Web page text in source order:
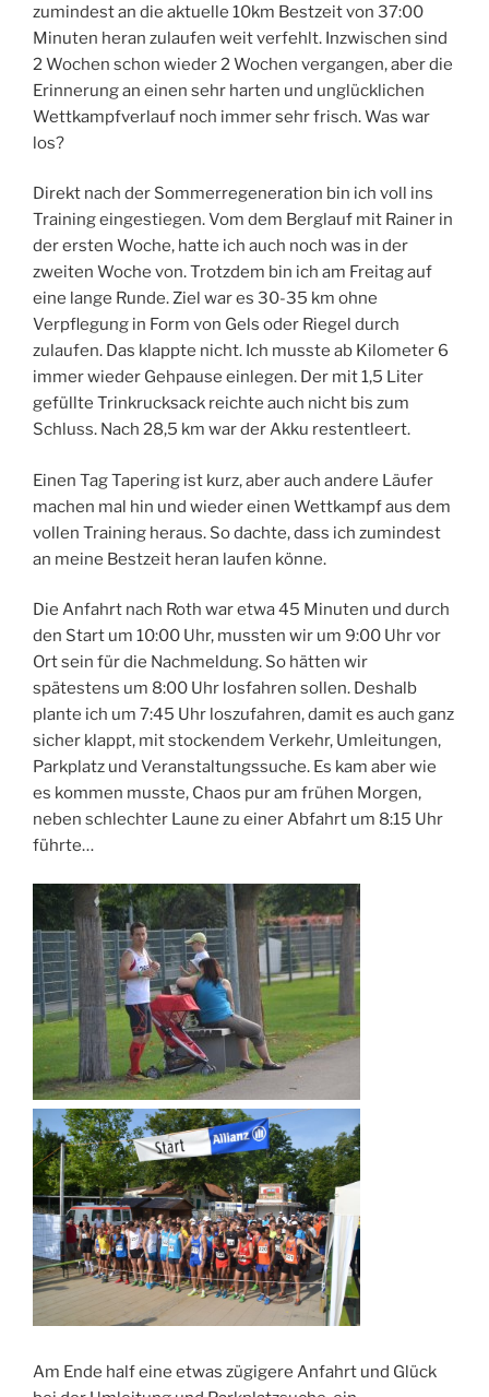
zumindest an die aktuelle 10km Bestzeit von 37:00
Minuten heran zulaufen weit verfehlt. Inzwischen sind
2 Wochen schon wieder 2 Wochen vergangen, aber die
Erinnerung an einen sehr harten und unglücklichen
Wettkampfverlauf noch immer sehr frisch. Was war
los?
Direkt nach der Sommerregeneration bin ich voll ins
Training eingestiegen. Vom dem Berglauf mit Rainer in
der ersten Woche, hatte ich auch noch was in der
zweiten Woche von. Trotzdem bin ich am Freitag auf
eine lange Runde. Ziel war es 30-35 km ohne
Verpflegung in Form von Gels oder Riegel durch
zulaufen. Das klappte nicht. Ich musste ab Kilometer 6
immer wieder Gehpause einlegen. Der mit 1,5 Liter
gefüllte Trinkrucksack reichte auch nicht bis zum
Schluss. Nach 28,5 km war der Akku restentleert.
Einen Tag Tapering ist kurz, aber auch andere Läufer
machen mal hin und wieder einen Wettkampf aus dem
vollen Training heraus. So dachte, dass ich zumindest
an meine Bestzeit heran laufen könne.
Die Anfahrt nach Roth war etwa 45 Minuten und durch
den Start um 10:00 Uhr, mussten wir um 9:00 Uhr vor
Ort sein für die Nachmeldung. So hätten wir
spätestens um 8:00 Uhr losfahren sollen. Deshalb
plante ich um 7:45 Uhr loszufahren, damit es auch ganz
sicher klappt, mit stockendem Verkehr, Umleitungen,
Parkplatz und Veranstaltungssuche. Es kam aber wie
es kommen musste, Chaos pur am frühen Morgen,
neben schlechter Laune zu einer Abfahrt um 8:15 Uhr
führte…
Am Ende half eine etwas zügigere Anfahrt und Glück